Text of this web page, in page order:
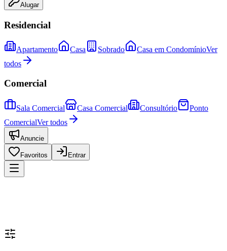
Alugar
Residencial
Apartamento Casa Sobrado Casa em CondomínioVer
todos
Comercial
Sala Comercial Casa Comercial Consultório
Ponto
ComercialVer todos
Anuncie
Favoritos Entrar